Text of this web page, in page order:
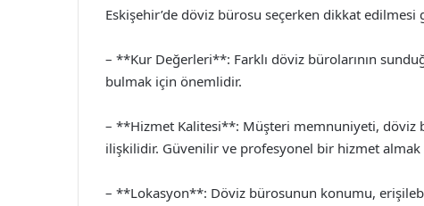
Eskişehir’de döviz bürosu seçerken dikkat
– **Kur Değerleri**: Farklı döviz bürolarının
bulmak için önemlidir.
– **Hizmet Kalitesi**: Müşteri memnuniyeti,
ilişkilidir. Güvenilir ve profesyonel bir hizmet
– **Lokasyon**: Döviz bürosunun konumu,